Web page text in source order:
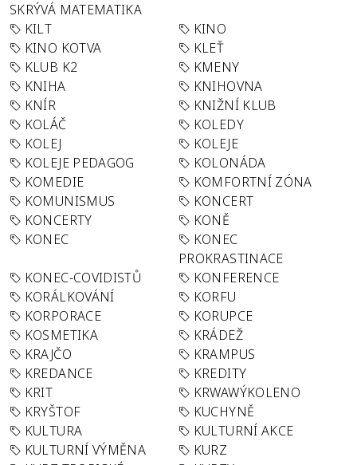
SKRÝVÁ MATEMATIKA
KILT
KINO
KINO KOTVA
KLEŤ
KLUB K2
KMENY
KNIHA
KNIHOVNA
KNÍR
KNIŽNÍ KLUB
KOLÁČ
KOLEDY
KOLEJ
KOLEJE
KOLEJE PEDAGOG
KOLONÁDA
KOMEDIE
KOMFORTNÍ ZÓNA
KOMUNISMUS
KONCERT
KONCERTY
KONĚ
KONEC
KONEC
PROKRASTINACE
KONEC-COVIDISTŮ
KONFERENCE
KORÁLKOVÁNÍ
KORFU
KORPORACE
KORUPCE
KOSMETIKA
KRÁDEŽ
KRAJČO
KRAMPUS
KREDANCE
KREDITY
KRIT
KRWAWÝKOLENO
KRYŠTOF
KUCHYNĚ
KULTURA
KULTURNÍ AKCE
KULTURNÍ VÝMĚNA
KURZ